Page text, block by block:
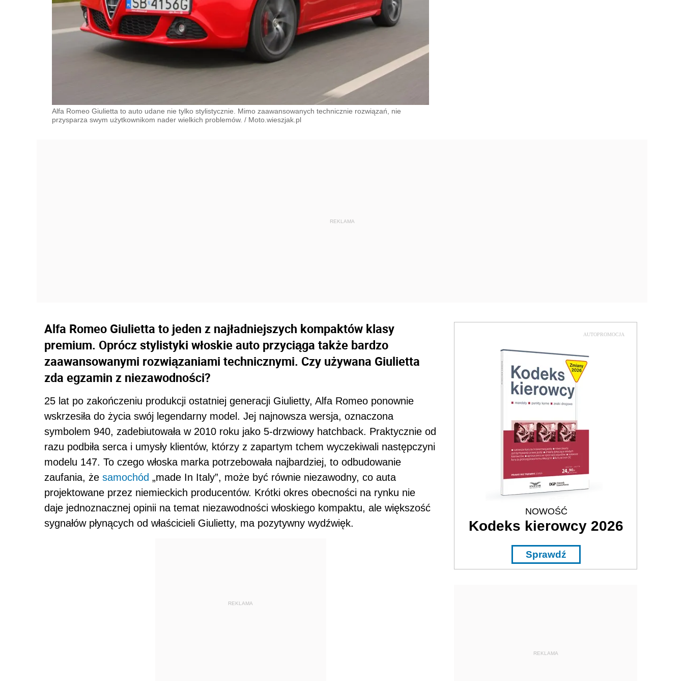
Alfa Romeo Giulietta to auto udane nie tylko stylistycznie. Mimo zaawansowanych technicznie rozwiązań, nie
przysparza swym użytkownikom nader wielkich problemów. / Moto.wieszjak.pl
Alfa Romeo Giulietta to jeden z najładniejszych kompaktów klasy
premium. Oprócz stylistyki włoskie auto przyciąga także bardzo
zaawansowanymi rozwiązaniami technicznymi. Czy używana Giulietta
zda egzamin z niezawodności?
25 lat po zakończeniu produkcji ostatniej generacji Giulietty, Alfa Romeo ponownie
wskrzesiła do życia swój legendarny model. Jej najnowsza wersja, oznaczona
symbolem 940, zadebiutowała w 2010 roku jako 5-drzwiowy hatchback. Praktycznie od
razu podbiła serca i umysły klientów, którzy z zapartym tchem wyczekiwali następczyni
modelu 147. To czego włoska marka potrzebowała najbardziej, to odbudowanie
zaufania, że samochód „made In Italy”, może być równie niezawodny, co auta
projektowane przez niemieckich producentów. Krótki okres obecności na rynku nie
daje jednoznacznej opinii na temat niezawodności włoskiego kompaktu, ale większość
sygnałów płynących od właścicieli Giulietty, ma pozytywny wydźwięk.
REKLAMA
AUTOPROMOCJA
NOWOŚĆ
Kodeks kierowcy 2026
Sprawdź
REKLAMA